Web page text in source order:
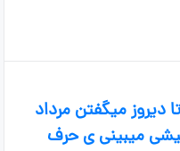
دیروز میگفتن مرداد
میبینی ی حرف